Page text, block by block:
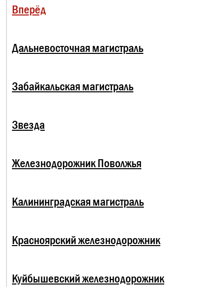
Вперёд
Дальневосточная магистраль
Забайкальская магистраль
Звезда
Железнодорожник Поволжья
Калининградская магистраль
Красноярский железнодорожник
Куйбышевский железнодорожник